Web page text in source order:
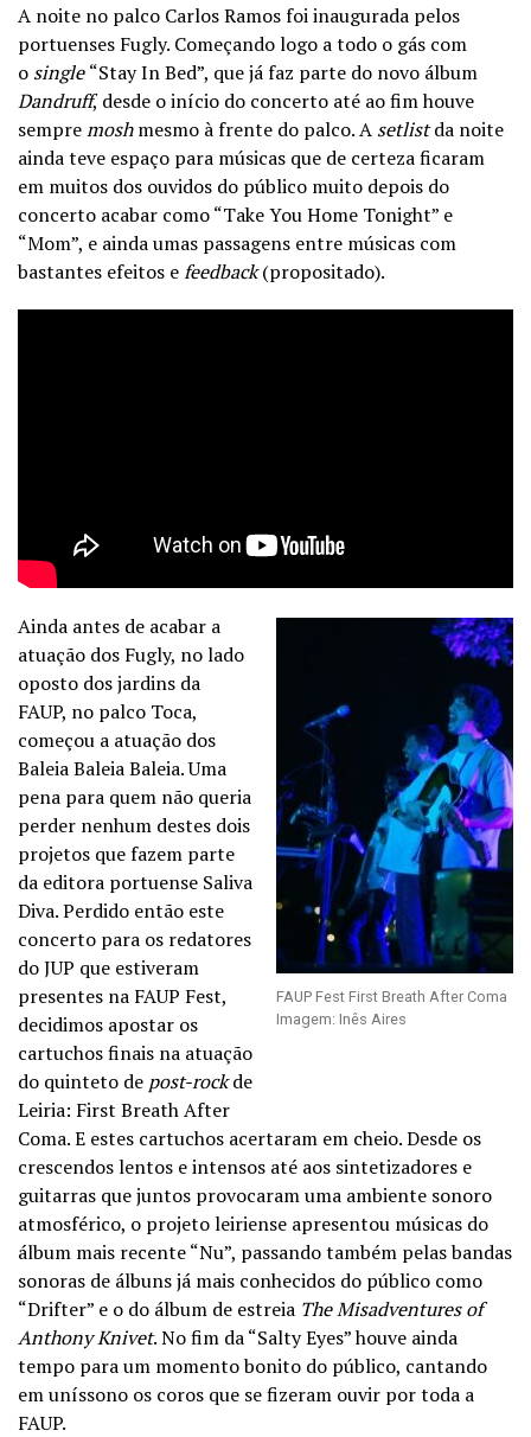
A noite no palco Carlos Ramos foi inaugurada pelos
portuenses Fugly. Começando logo a todo o gás com
o single“Stay In Bed”, que já faz parte do novo álbum
Dandruff, desde o início do concerto até ao fim houve
sempremoshmesmo à frente do palco. A setlistda noite
ainda teve espaço para músicas que de certeza ficaram
em muitos dos ouvidos do público muito depois do
concerto acabar como “Take You Home Tonight” e
“Mom”, e ainda umas passagens entre músicas com
bastantes efeitos efeedback(propositado).
FAUP Fest First Breath After Coma
Imagem: Inês Aires
Ainda antes de acabar a
atuação dos Fugly, no lado
oposto dos jardins da
FAUP, no palco Toca,
começou a atuação dos
Baleia Baleia Baleia. Uma
pena para quem não queria
perder nenhum destes dois
projetos que fazem parte
da editora portuense Saliva
Diva. Perdido então este
concerto para os redatores
do JUP que estiveram
presentes na FAUP Fest,
decidimos apostar os
cartuchos finais na atuação
do quinteto de post-rockde
Leiria: First Breath After
Coma. E estes cartuchos acertaram em cheio. Desde os
crescendos lentos e intensos até aos sintetizadores e
guitarras que juntos provocaram uma ambiente sonoro
atmosférico, o projeto leiriense apresentou músicas do
álbum mais recente “Nu”, passando também pelas bandas
sonoras de álbuns já mais conhecidos do público como
“Drifter” e o do álbum de estreia The Misadventures of
Anthony Knivet. No fim da “Salty Eyes”houve ainda
tempo para um momento bonito do público, cantando
em uníssono os coros que se fizeram ouvir por toda a
FAUP.